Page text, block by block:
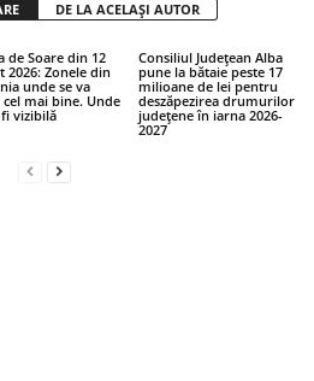
DE LA ACELAȘI AUTOR
de Soare din 12
2026: Zonele din
unde se va
cel mai bine. Unde
vizibilă
Consiliul Județean Alba
pune la bătaie peste 17
milioane de lei pentru
deszăpezirea drumurilor
județene în iarna 2026-
2027